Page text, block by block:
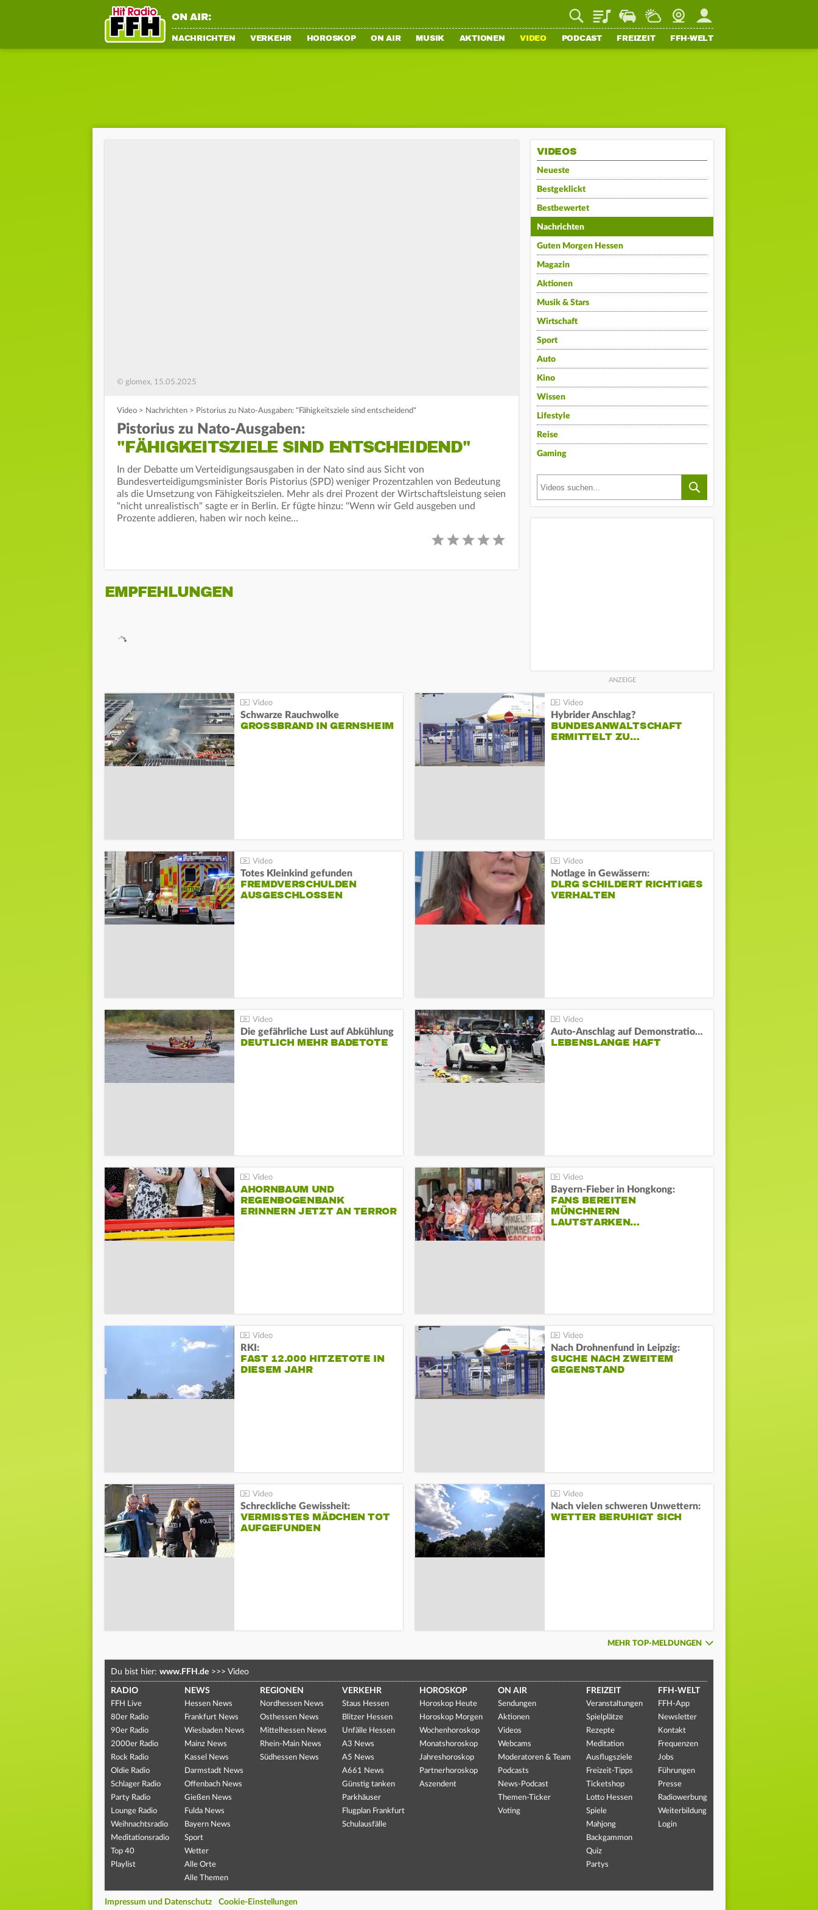
ON AIR: PlaylistStaupilotWetterWebcamMein FFH
NACHRICHTEN VERKEHR HOROSKOP ON AIR MUSIK AKTIONEN VIDEO PODCAST FREIZEIT FFH-WELT
© glomex, 15.05.2025
Video > Nachrichten > Pistorius zu Nato-Ausgaben: "Fähigkeitsziele sind entscheidend"
Pistorius zu Nato-Ausgaben:
"FÄHIGKEITSZIELE SIND ENTSCHEIDEND"
In der Debatte um Verteidigungsausgaben in der Nato sind aus Sicht von
Bundesverteidigumgsminister Boris Pistorius (SPD) weniger Prozentzahlen von Bedeutung
als die Umsetzung von Fähigkeitszielen. Mehr als drei Prozent der Wirtschaftsleistung seien
"nicht unrealistisch" sagte er in Berlin. Er fügte hinzu: "Wenn wir Geld ausgeben und
Prozente addieren, haben wir noch keine…
EMPFEHLUNGEN
VIDEOS
Neueste
Bestgeklickt
Bestbewertet
Nachrichten
Guten Morgen Hessen
Magazin
Aktionen
Musik & Stars
Wirtschaft
Sport
Auto
Kino
Wissen
Lifestyle
Reise
Gaming
Schwarze Rauchwolke
GROSSBRAND IN GERNSHEIM
Hybrider Anschlag?
BUNDESANWALTSCHAFT
ERMITTELT ZU…
Totes Kleinkind gefunden
FREMDVERSCHULDEN
AUSGESCHLOSSEN
Notlage in Gewässern:
DLRG SCHILDERT RICHTIGES
VERHALTEN
Die gefährliche Lust auf Abkühlung
DEUTLICH MEHR BADETOTE
Auto-Anschlag auf Demonstration in München:
LEBENSLANGE HAFT
AHORNBAUM UND
REGENBOGENBANK
ERINNERN JETZT AN TERROR
Bayern-Fieber in Hongkong:
FANS BEREITEN
MÜNCHNERN
LAUTSTARKEN…
RKI:
FAST 12.000 HITZETOTE IN
DIESEM JAHR
Nach Drohnenfund in Leipzig:
SUCHE NACH ZWEITEM
GEGENSTAND
Schreckliche Gewissheit:
VERMISSTES MÄDCHEN TOT
AUFGEFUNDEN
Nach vielen schweren Unwettern:
WETTER BERUHIGT SICH
MEHR TOP-MELDUNGEN
Du bist hier: www.FFH.de >>> Video
RADIO
FFH Live
80er Radio
90er Radio
2000er Radio
Rock Radio
Oldie Radio
Schlager Radio
Party Radio
Lounge Radio
Weihnachtsradio
Meditationsradio
Top 40
Playlist
NEWS
Hessen News
Frankfurt News
Wiesbaden News
Mainz News
Kassel News
Darmstadt News
Offenbach News
Gießen News
Fulda News
Bayern News
Sport
Wetter
Alle Orte
Alle Themen
REGIONEN
Nordhessen News
Osthessen News
Mittelhessen News
Rhein-Main News
Südhessen News
VERKEHR
Staus Hessen
Blitzer Hessen
Unfälle Hessen
A3 News
A5 News
A661 News
Günstig tanken
Parkhäuser
Flugplan Frankfurt
Schulausfälle
HOROSKOP
Horoskop Heute
Horoskop Morgen
Wochenhoroskop
Monatshoroskop
Jahreshoroskop
Partnerhoroskop
Aszendent
ON AIR
Sendungen
Aktionen
Videos
Webcams
Moderatoren & Team
Podcasts
News-Podcast
Themen-Ticker
Voting
FREIZEIT
Veranstaltungen
Spielplätze
Rezepte
Meditation
Ausflugsziele
Freizeit-Tipps
Ticketshop
Lotto Hessen
Spiele
Mahjong
Backgammon
Quiz
Partys
FFH-WELT
FFH-App
Newsletter
Kontakt
Frequenzen
Jobs
Führungen
Presse
Radiowerbung
Weiterbildung
Login
Impressum und Datenschutz Cookie-Einstellungen